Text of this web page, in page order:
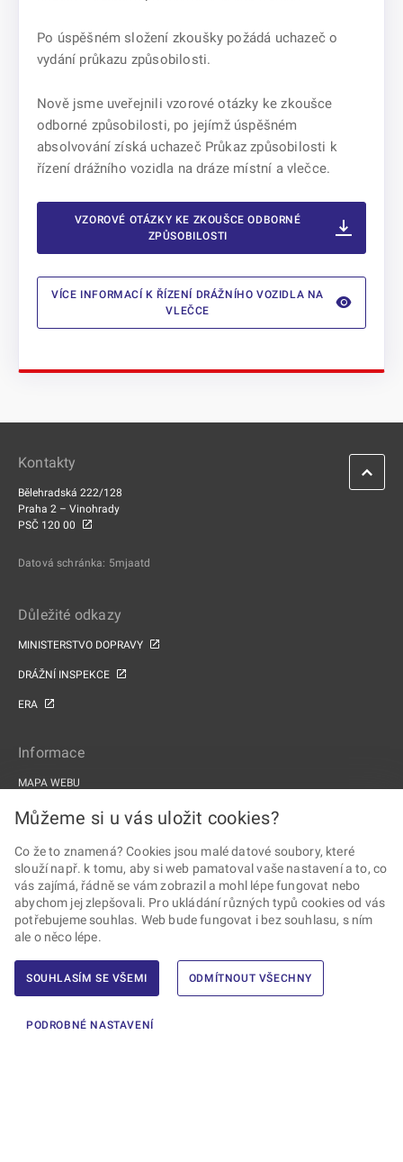
Po úspěšném složení zkoušky požádá uchazeč o
vydání průkazu způsobilosti.
Nově jsme uveřejnili vzorové otázky ke zkoušce
odborné způsobilosti, po jejímž úspěšném
absolvování získá uchazeč Průkaz způsobilosti k
řízení drážního vozidla na dráze místní a vlečce.
VZOROVÉ OTÁZKY KE ZKOUŠCE ODBORNÉ
ZPŮSOBILOSTI
VÍCE INFORMACÍ K ŘÍZENÍ DRÁŽNÍHO VOZIDLA NA
VLEČCE
Kontakty
Bělehradská 222/128
Praha 2 – Vinohrady
PSČ 120 00
Datová schránka: 5mjaatd
Důležité odkazy
MINISTERSTVO DOPRAVY
DRÁŽNÍ INSPEKCE
ERA
Informace
MAPA WEBU
PROHLÁŠENÍ O PŘÍSTUPNOSTI
PROJEKTY EU
Sledujte Drážní úřad
s.r.o.
Můžeme si u vás uložit cookies?
Co že to znamená? Cookies jsou malé datové soubory, které
slouží např. k tomu, aby si web pamatoval vaše nastavení a to, co
vás zajímá, řádně se vám zobrazil a mohl lépe fungovat nebo
abychom jej zlepšovali. Pro ukládání různých typů cookies od vás
potřebujeme souhlas. Web bude fungovat i bez souhlasu, s ním
ale o něco lépe.
SOUHLASÍM SE VŠEMI ODMÍTNOUT VŠECHNY
PODROBNÉ NASTAVENÍ